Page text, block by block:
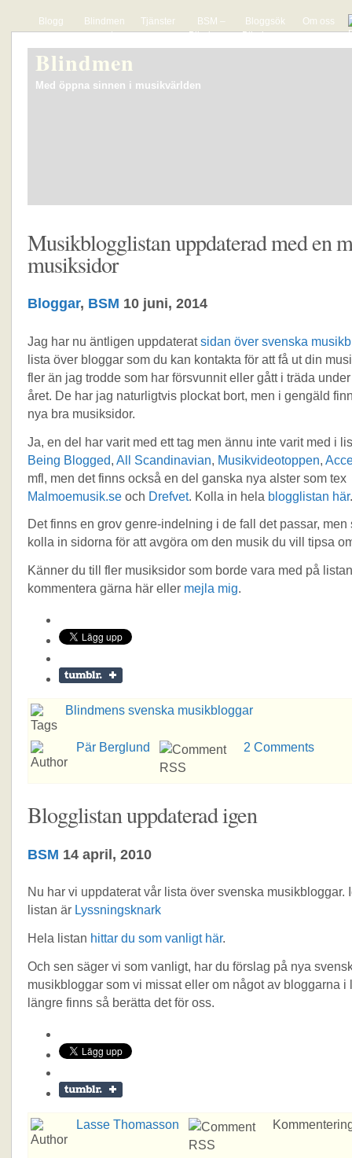
Blogg
Blindmen
presenterar
The Hyper
Actives
Tjänster
BSM –
Blindmens
lista över
Bloggsök
Blindmens
söktjänst
Om oss
Blindmen
Med öppna sinnen i musikvärlden
Musikblogglistan uppdaterad med en
musiksidor
Bloggar, BSM 10 juni, 2014
Jag har nu äntligen uppdateratsidan över svenska
lista över bloggar som du kan kontakta för att få ut din
fler än jag trodde som har försvunnit eller gått i träda
året. De har jag naturligtvis plockat bort, men i gengäld
nya bra musiksidor.
Ja, en del har varit med ett tag men ännu inte varit med i
Being Blogged, All Scandinavian, Musikvideotoppen,
mfl, men det finns också en del ganska nya alster som tex
Malmoemusik.seoch Drefvet. Kolla in hela blogglistan här.
Det finns en grov genre-indelning i de fall det passar, men
kolla in sidorna för att avgöra om den musik du vill tipsa
Känner du till fler musiksidor som borde vara med på
kommentera gärna här eller mejla mig.
Blindmens svenska musikbloggar
Pär Berglund 2 Comments
Blogglistan uppdaterad igen
BSM 14 april, 2010
Nu har vi uppdaterat vår lista över svenska musikbloggar.
listan är Lyssningsknark
Hela listan hittar du som vanligt här.
Och sen säger vi som vanligt, har du förslag på nya
musikbloggar som vi missat eller om något av bloggarna i
längre finns så berätta det för oss.
Lasse Thomasson